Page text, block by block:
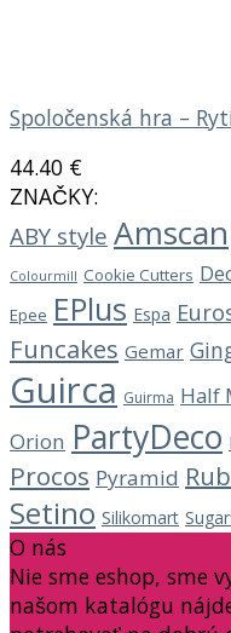
Spoločenská hra –
44.40 €
ZNAČKY:
ABY style Amscan
Colourmill Cookie Cutters
Epee EPlus Espa
Funcakes Gemar
Guirca Guirma Half
Orion PartyDeco
Procos Pyramid
Setino Silikomart
O nás
Nie sme eshop, sme
našom katalógu